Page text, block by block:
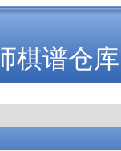
棋谱仓库